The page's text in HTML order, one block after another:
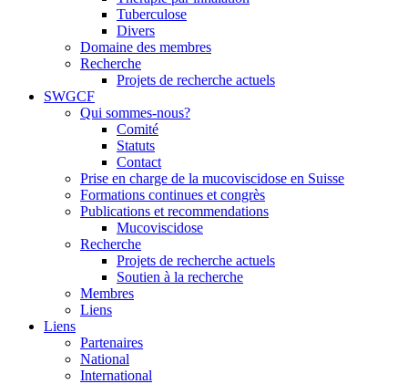
Tuberculose
Divers
Domaine des membres
Recherche
Projets de recherche actuels
SWGCF
Qui sommes-nous?
Comité
Statuts
Contact
Prise en charge de la mucoviscidose en Suisse
Formations continues et congrès
Publications et recommendations
Mucoviscidose
Recherche
Projets de recherche actuels
Soutien à la recherche
Membres
Liens
Liens
Partenaires
National
International